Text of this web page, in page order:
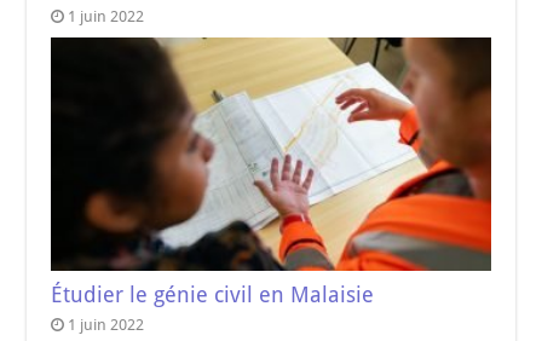
1 juin 2022
Étudier le génie civil en Malaisie
1 juin 2022